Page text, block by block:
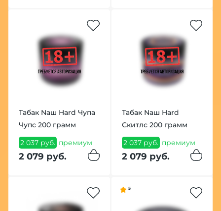
Табак Nаш Hard Чупа
Чупс 200 грамм
2 037 руб. премиум
2 079 руб.
Табак Nаш Hard
Скитлс 200 грамм
2 037 руб. премиум
2 079 руб.
5